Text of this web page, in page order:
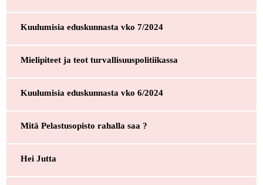
Kuulumisia eduskunnasta vko 7/2024
Mielipiteet ja teot turvallisuuspolitiikassa
Kuulumisia eduskunnasta vko 6/2024
Mitä Pelastusopisto rahalla saa ?
Hei Jutta